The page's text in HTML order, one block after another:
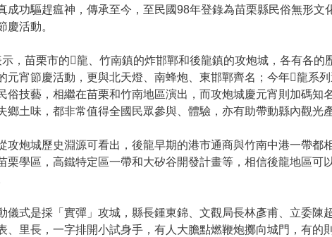
成功驅趕瘟神，傳承至今，至民國98年登錄為苗栗縣民俗無形文
慶活動。
苗栗市的𪹚龍、竹南鎮的炸邯鄲和後龍鎮的攻炮城，各有各的
元宵節慶活動，更與北天燈、南蜂炮、東邯鄲齊名；今年𪹚龍系
俗技藝，相繼在苗栗和竹南地區演出，而攻炮城慶元宵則加碼知
鄉土味，都非常值得全國民眾參與、體驗，亦有助帶動縣內觀光
炮城歷史淵源可看出，後龍早期的港市通商與竹南中港一帶都
栗學區，高鐵特定區一帶和大矽谷開發計畫等，相信後龍地區可
式是採「實彈」攻城，縣長鍾東錦、文觀局長林彥甫、立委陳
、里長，一字排開小試身手，有人大膽點燃鞭炮擲向城門，有的